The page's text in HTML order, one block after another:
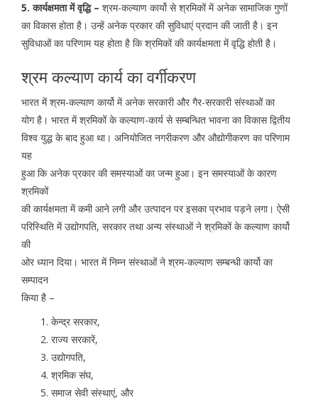
5. कार्यक्षमता में वृद्धि – श्रम-कल्याण कार्यो से श्रमिकों में अनेक सामाजिक गुणों
का विकास होता है। उन्हें अनेक प्रकार की सुविधाएं प्रदान की जाती है। इन
सुविधाओं का परिणाम यह होता है कि श्रमिकों की कार्यक्षमता में वृद्धि होती है।
श्रम कल्याण कार्य का वर्गीकरण
भारत में श्रम-कल्याण कार्यो में अनेक सरकारी और गैर-सरकारी संस्थाओं का
योग है। भारत में श्रमिकों के कल्याण-कार्य से सम्बन्धित भावना का विकास द्वितीय
विश्व युद्ध के बाद हुआ था। अनियोजित नगरीकरण और औद्योगीकरण का परिणाम
यह
हुआ कि अनेक प्रकार की समस्याओं का जन्म हुआ। इन समस्याओं के कारण
श्रमिकों
की कार्यक्षमता में कमी आने लगी और उत्पादन पर इसका प्रभाव पड़ने लगा। ऐसी
परिस्थिति में उद्योगपति, सरकार तथा अन्य संस्थाओं ने श्रमिकों के कल्याण कार्यो
की
ओर ध्यान दिया। भारत में निम्न संस्थाओं ने श्रम-कल्याण सम्बन्धी कार्यो का
सम्पादन
किया है –
केन्द्र सरकार,
राज्य सरकारें,
उद्योगपति,
श्रमिक संघ,
समाज सेवी संस्थाएं, और